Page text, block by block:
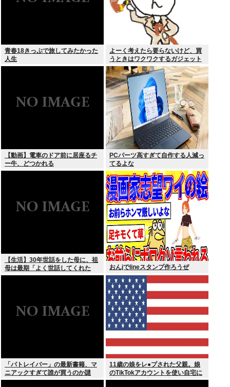
青春18きっぷで旅してみたかった
人生
よーく考えたら要らないけど、買
うときはワクワクするガジェット
おしえろ
【動画】電車のドア前に居座るチ
ー牛、どつかれる
PCパーツ高すぎて自作する人減っ
てるよな
【生活】30年世話をした母に、祖
母は最期「よく世話してくれた
ね。ずっと嫌いだったのが残念だ
おんjでlineスタンプ作ろうぜ
「パトレイバー」の最新書籍、マ
ニアックすぎて誰が買うのか謎
11歳の娘をレ●プされた父親。娘
のTikTokアカウントを使い自宅に
誘き出し、銃撃で天誅！